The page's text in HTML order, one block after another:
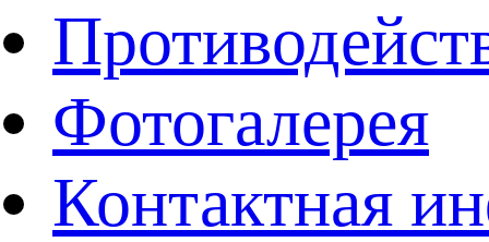
Фотогалерея
Контактная